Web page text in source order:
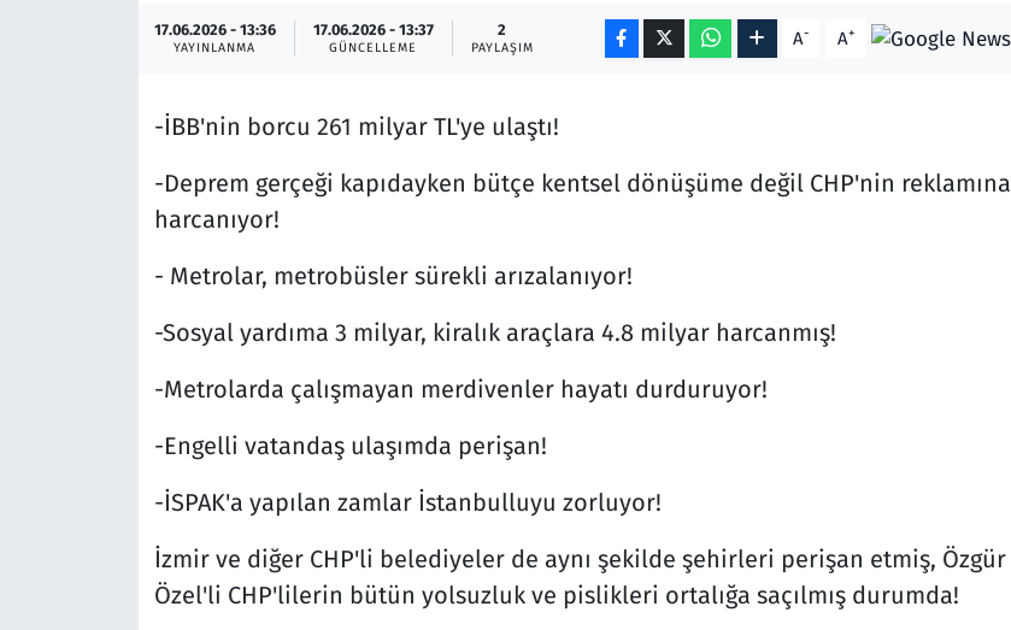
17.06.2026 - 13:36
YAYINLANMA
17.06.2026 - 13:37
GÜNCELLEME
2
PAYLAŞIM A- A+
-İBB'nin borcu 261 milyar TL'ye ulaştı!
-Deprem gerçeği kapıdayken bütçe kentsel dönüşüme değil CHP'nin reklamına
harcanıyor!
- Metrolar, metrobüsler sürekli arızalanıyor!
-Sosyal yardıma 3 milyar, kiralık araçlara 4.8 milyar harcanmış!
-Metrolarda çalışmayan merdivenler hayatı durduruyor!
-Engelli vatandaş ulaşımda perişan!
-İSPAK'a yapılan zamlar İstanbulluyu zorluyor!
İzmir ve diğer CHP'li belediyeler de aynı şekilde şehirleri perişan etmiş, Özgür
Özel'li CHP'lilerin bütün yolsuzluk ve pislikleri ortalığa saçılmış durumda!
Televizyon